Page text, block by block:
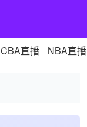
CBA直播 NBA直播